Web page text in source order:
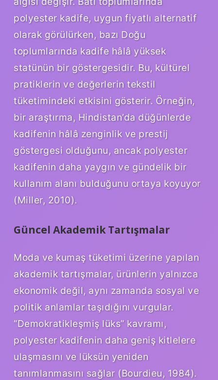
polyester kadife, uygun fiyatlı alternatif
olarak görülürken, bazı Doğu
toplumlarında kadife hâlâ yüksek
statünün bir göstergesidir. Bu, kültürel
pratiklerin ve değerlerin tekstil
tüketimindeki etkisini gösterir. Örneğin,
bir araştırma, Hindistan’da düğünlerde
kadifenin hâlâ zenginlik ve prestij
göstergesi olduğunu, ancak polyester
kadifenin daha yaygın ve gündelik bir
kullanım alanı bulduğunu ortaya koyuyor
(Miller, 2010).
Güncel Akademik Tartışmalar
Moda ve kumaş tüketimi üzerine yapılan
akademik tartışmalar, ürünlerin yalnızca
ekonomik değil, aynı zamanda sosyal ve
politik anlamlar taşıdığını vurgular.
“Demokratikleşmiş lüks” kavramı,
polyester kadifenin daha geniş kitlelere
ulaşmasını ve lüksün yeniden
tanımlanmasını sağlar (Bourdieu, 1984).